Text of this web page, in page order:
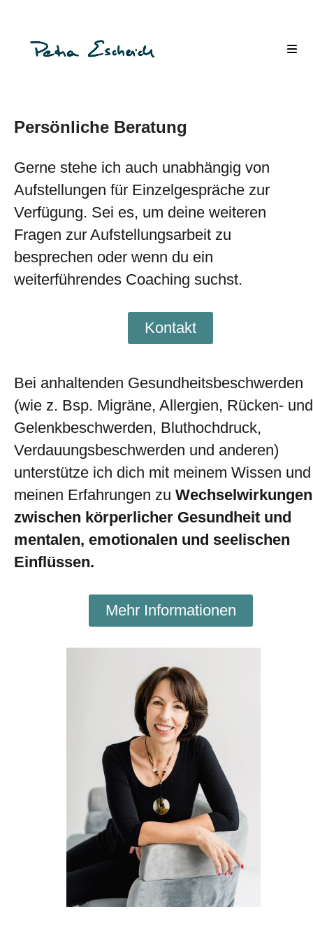
Persönliche Beratung
Gerne stehe ich auch unabhängig von
Aufstellungen für Einzelgespräche zur
Verfügung. Sei es, um deine weiteren
Fragen zur Aufstellungsarbeit zu
besprechen oder wenn du ein
weiterführendes Coaching suchst.
Kontakt
Bei anhaltenden Gesundheitsbeschwerden
(wie z. Bsp. Migräne, Allergien, Rücken- und
Gelenkbeschwerden, Bluthochdruck,
Verdauungsbeschwerden und anderen)
unterstütze ich dich mit meinem Wissen und
meinen Erfahrungen zu Wechselwirkungen
zwischen körperlicher Gesundheit und
mentalen, emotionalen und seelischen
Einflüssen.
Mehr Informationen